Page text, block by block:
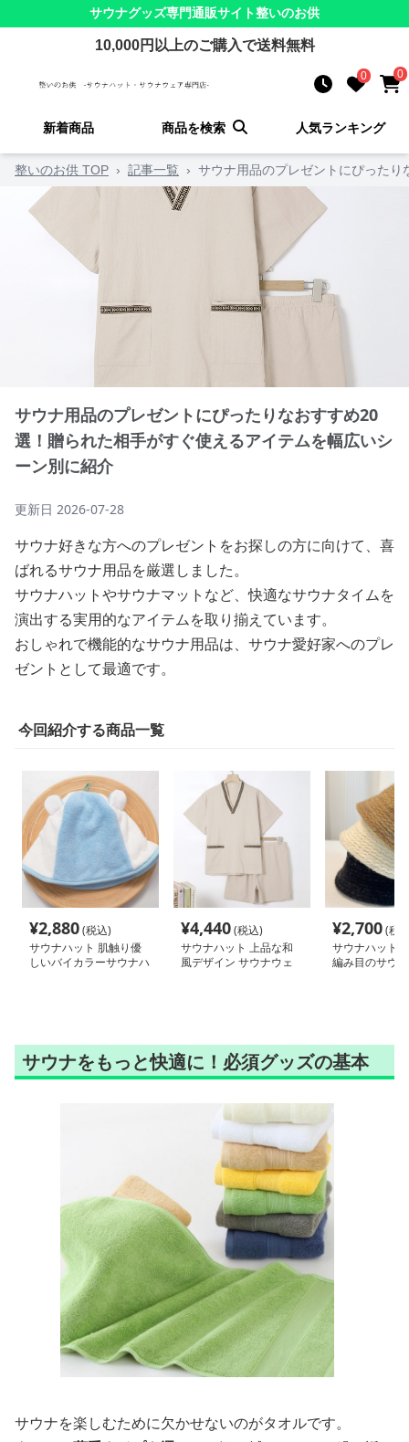
サウナグッズ専門通販サイト整いのお供
10,000円以上のご購入で送料無料
0 0
新着商品 商品を検索 人気ランキング
整いのお供 TOP › 記事一覧 › サウナ用品のプレゼントにぴった
サウナ用品のプレゼントにぴったりなおすすめ20
選！贈られた相手がすぐ使えるアイテムを幅広いシ
ーン別に紹介
更新日 2026-07-28
サウナ好きな方へのプレゼントをお探しの方に向けて、喜
ばれるサウナ用品を厳選しました。
サウナハットやサウナマットなど、快適なサウナタイムを
演出する実用的なアイテムを取り揃えています。
おしゃれで機能的なサウナ用品は、サウナ愛好家へのプレ
ゼントとして最適です。
今回紹介する商品一覧
¥2,880(税込)
サウナハット 肌触り優
しいバイカラーサウナハ
¥4,440(税込)
サウナハット 上品な和
風デザイン サウナウェ
¥2,700(税
サウナハット
編み目のサウ
サウナをもっと快適に！必須グッズの基本
サウナを楽しむために欠かせないのがタオルです。